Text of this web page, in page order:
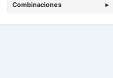
Combinaciones ▸